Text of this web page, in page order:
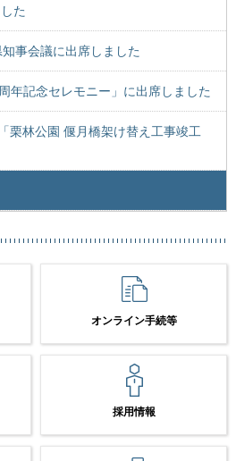
た
事会議に出席しました
年記念セレモニー」に出席しました
栗林公園 偃月橋架け替え工事竣工
オンライン手続等
採用情報